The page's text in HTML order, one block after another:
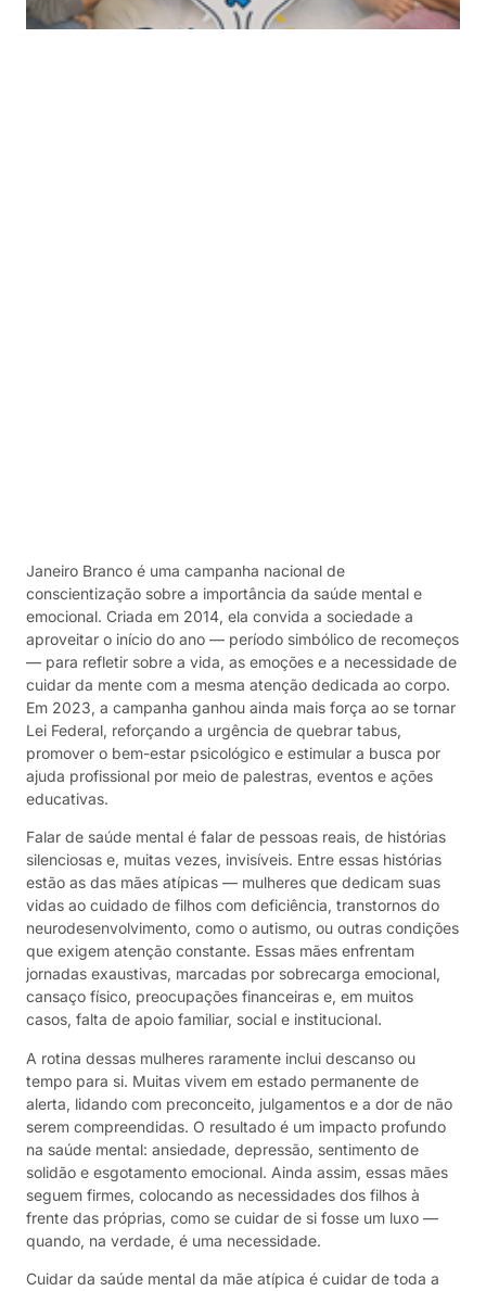
Janeiro Branco é uma campanha nacional de
conscientização sobre a importância da saúde mental e
emocional. Criada em 2014, ela convida a sociedade a
aproveitar o início do ano — período simbólico de recomeços
— para refletir sobre a vida, as emoções e a necessidade de
cuidar da mente com a mesma atenção dedicada ao corpo.
Em 2023, a campanha ganhou ainda mais força ao se tornar
Lei Federal, reforçando a urgência de quebrar tabus,
promover o bem-estar psicológico e estimular a busca por
ajuda profissional por meio de palestras, eventos e ações
educativas.
Falar de saúde mental é falar de pessoas reais, de histórias
silenciosas e, muitas vezes, invisíveis. Entre essas histórias
estão as das mães atípicas — mulheres que dedicam suas
vidas ao cuidado de filhos com deficiência, transtornos do
neurodesenvolvimento, como o autismo, ou outras condições
que exigem atenção constante. Essas mães enfrentam
jornadas exaustivas, marcadas por sobrecarga emocional,
cansaço físico, preocupações financeiras e, em muitos
casos, falta de apoio familiar, social e institucional.
A rotina dessas mulheres raramente inclui descanso ou
tempo para si. Muitas vivem em estado permanente de
alerta, lidando com preconceito, julgamentos e a dor de não
serem compreendidas. O resultado é um impacto profundo
na saúde mental: ansiedade, depressão, sentimento de
solidão e esgotamento emocional. Ainda assim, essas mães
seguem firmes, colocando as necessidades dos filhos à
frente das próprias, como se cuidar de si fosse um luxo —
quando, na verdade, é uma necessidade.
Cuidar da saúde mental da mãe atípica é cuidar de toda a